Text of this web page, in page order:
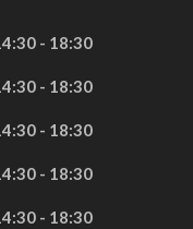
- 18:30
- 18:30
- 18:30
- 18:30
- 18:30